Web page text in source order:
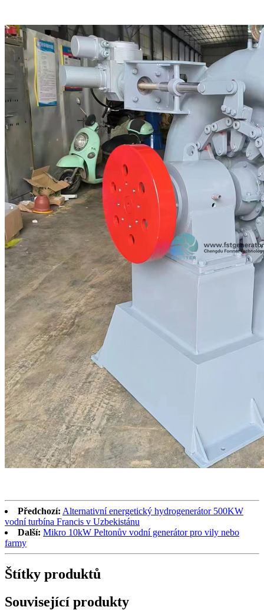
Předchozí: Alternativní energetický hydrogenerátor 500KW
vodní turbína Francis v Uzbekistánu
Další: Mikro 10kW Peltonův vodní generátor pro vily nebo
farmy
Štítky produktů
Související produkty